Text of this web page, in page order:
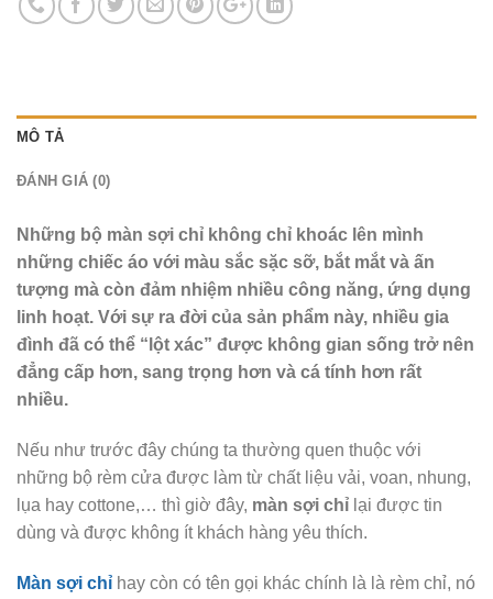
MÔ TẢ
ĐÁNH GIÁ (0)
Những bộ màn sợi chỉ không chỉ khoác lên mình
những chiếc áo với màu sắc sặc sỡ, bắt mắt và ấn
tượng mà còn đảm nhiệm nhiều công năng, ứng dụng
linh hoạt. Với sự ra đời của sản phẩm này, nhiều gia
đình đã có thể “lột xác” được không gian sống trở nên
đẳng cấp hơn, sang trọng hơn và cá tính hơn rất
nhiều.
Nếu như trước đây chúng ta thường quen thuộc với
những bộ rèm cửa được làm từ chất liệu vải, voan, nhung,
lụa hay cottone,… thì giờ đây, màn sợi chỉ lại được tin
dùng và được không ít khách hàng yêu thích.
Màn sợi chỉ hay còn có tên gọi khác chính là là rèm chỉ, nó